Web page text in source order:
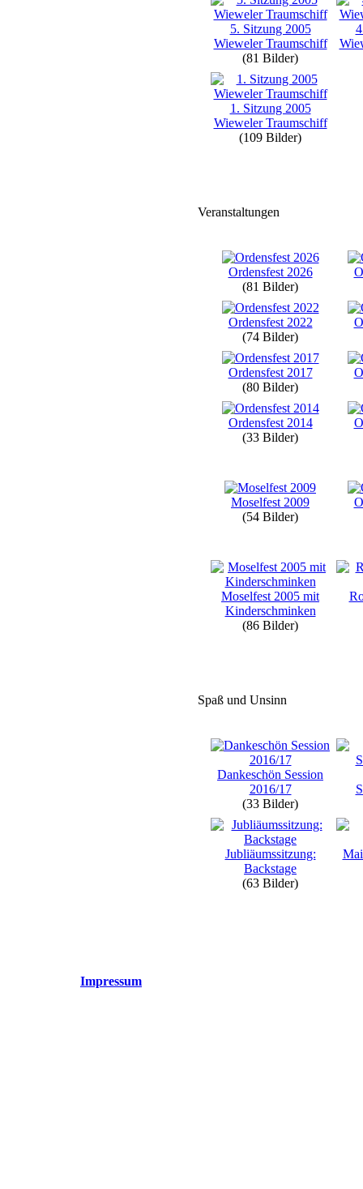
5. Sitzung 2005
Wieweler Traumschiff
(81 Bilder)
1. Sitzung 2005
Wieweler Traumschiff
(109 Bilder)
Veranstaltungen
Ordensfest 2026
(81 Bilder)
Ordensfest 2022
(74 Bilder)
Ordensfest 2017
(80 Bilder)
Ordensfest 2014
(33 Bilder)
Moselfest 2009
(54 Bilder)
Moselfest 2005 mit
Kinderschminken
(86 Bilder)
Spaß und Unsinn
Dankeschön Session
2016/17
(33 Bilder)
Jubliäumssitzung:
Backstage
(63 Bilder)
Impressum